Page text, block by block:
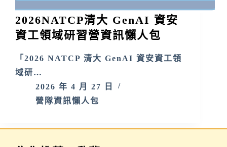
2026NATCP清大 GenAI 資安
資工領域研習營資訊懶人包
「2026 NATCP 清大 GenAI 資安資工領
域研…
2026 年 4 月 27 日
營隊資訊懶人包